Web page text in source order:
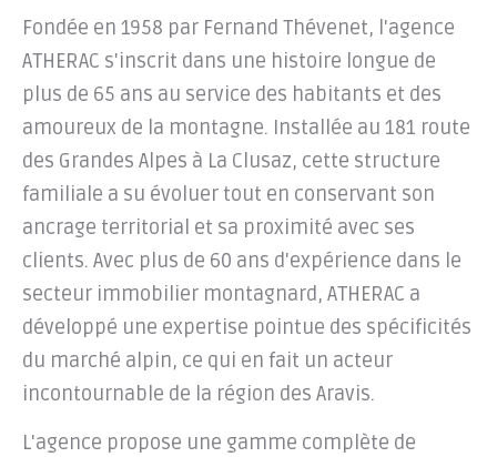
Fondée en 1958 par Fernand Thévenet, l'agence
ATHERAC s'inscrit dans une histoire longue de
plus de 65 ans au service des habitants et des
amoureux de la montagne. Installée au 181 route
des Grandes Alpes à La Clusaz, cette structure
familiale a su évoluer tout en conservant son
ancrage territorial et sa proximité avec ses
clients. Avec plus de 60 ans d'expérience dans le
secteur immobilier montagnard, ATHERAC a
développé une expertise pointue des spécificités
du marché alpin, ce qui en fait un acteur
incontournable de la région des Aravis.
L'agence propose une gamme complète de